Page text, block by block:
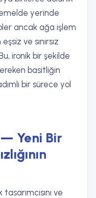
yerinde
ancak ağa işlem
ve sınırsız
ironik bir şekilde
basitliğin
bir sürece yol
Yeni Bir
ve